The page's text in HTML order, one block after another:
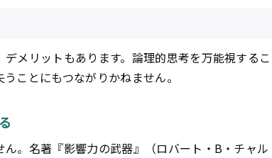
メリットもあります。論理的思考を万能視するこ
ことにもつながりかねません。
。名著『影響力の武器』（ロバート・B・チャル